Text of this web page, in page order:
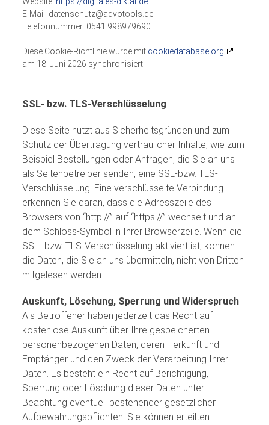
E-Mail: datenschutz@advotools.de
Telefonnummer: 0541 998979690
Diese Cookie-Richtlinie wurde mit cookiedatabase.org
am 18. Juni 2026 synchronisiert.
SSL- bzw. TLS-Verschlüsselung
Diese Seite nutzt aus Sicherheitsgründen und zum
Schutz der Übertragung vertraulicher Inhalte, wie zum
Beispiel Bestellungen oder Anfragen, die Sie an uns
als Seitenbetreiber senden, eine SSL-bzw. TLS-
Verschlüsselung. Eine verschlüsselte Verbindung
erkennen Sie daran, dass die Adresszeile des
Browsers von “http://” auf “https://” wechselt und an
dem Schloss-Symbol in Ihrer Browserzeile. Wenn die
SSL- bzw. TLS-Verschlüsselung aktiviert ist, können
die Daten, die Sie an uns übermitteln, nicht von Dritten
mitgelesen werden.
Auskunft, Löschung, Sperrung und Widerspruch
Als Betroffener haben jederzeit das Recht auf
kostenlose Auskunft über Ihre gespeicherten
personenbezogenen Daten, deren Herkunft und
Empfänger und den Zweck der Verarbeitung Ihrer
Daten. Es besteht ein Recht auf Berichtigung,
Sperrung oder Löschung dieser Daten unter
Beachtung eventuell bestehender gesetzlicher
Aufbewahrungspflichten. Sie können erteilten